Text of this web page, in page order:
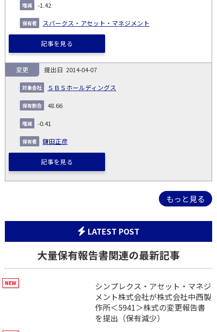
-1.42
スパークス・アセット・マネジメント
記事を見る
2014-04-07
ＳＢＳホールディングス
変更
48.66
-0.41
鎌田正彦
記事を見る
もっと見る
LATEST POST
大量保有報告書関連の最新記事
シンプレクス・アセット・マネジ
メント株式会社が株式会社中西製
作所＜5941＞株式の変更報告書
を提出（保有減少）